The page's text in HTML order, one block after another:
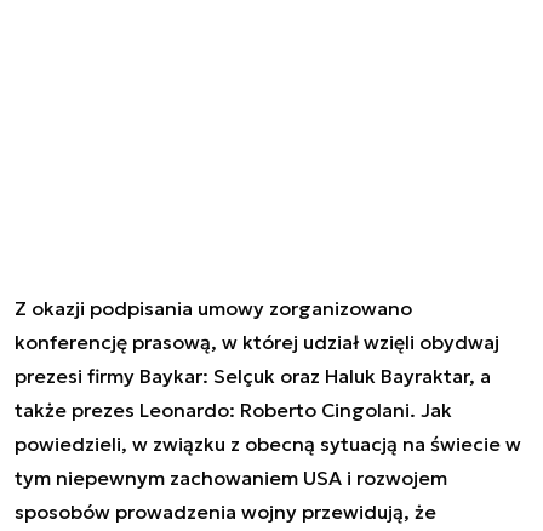
Z okazji podpisania umowy zorganizowano
konferencję prasową, w której udział wzięli obydwaj
prezesi firmy Baykar: Selçuk oraz Haluk Bayraktar, a
także prezes Leonardo: Roberto Cingolani. Jak
powiedzieli, w związku z obecną sytuacją na świecie w
tym niepewnym zachowaniem USA i rozwojem
sposobów prowadzenia wojny przewidują, że